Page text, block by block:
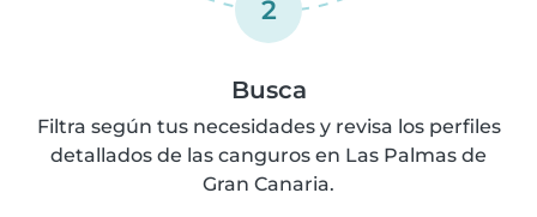
2
Busca
Filtra según tus necesidades y revisa los perfiles
detallados de las canguros en Las Palmas de
Gran Canaria.